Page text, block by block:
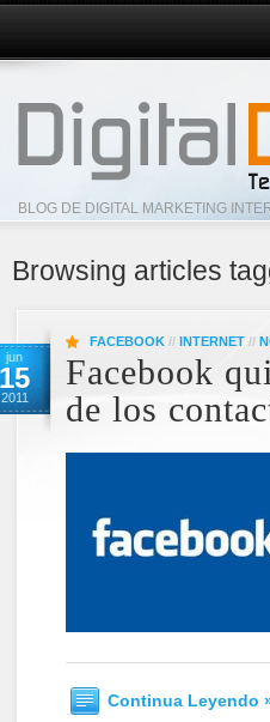
BLOG DE DIGITAL MARKETING
Browsing articles
jun
15
2011
FACEBOOK // INTERNET //
Facebook
de los
Continua Leyendo